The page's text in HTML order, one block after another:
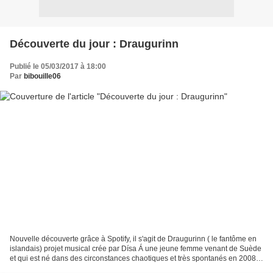
Découverte du jour : Draugurinn
Publié le 05/03/2017 à 18:00
Par bibouille06
Nouvelle découverte grâce à Spotify, il s'agit de Draugurinn ( le fantôme en
islandais) projet musical crée par Dísa Á une jeune femme venant de Suède
et qui est né dans des circonstances chaotiques et très spontanés en 2008.